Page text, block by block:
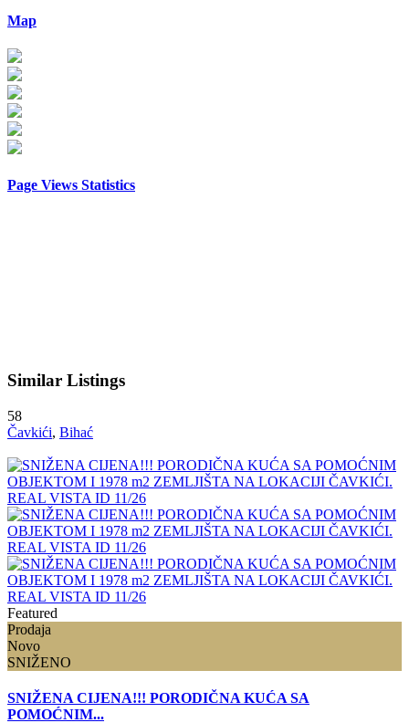
Map
Page Views Statistics
Similar Listings
58
Čavkići, Bihać
Featured
Prodaja
Novo
SNIŽENO
SNIŽENA CIJENA!!! PORODIČNA KUĆA SA
POMOĆNIM...